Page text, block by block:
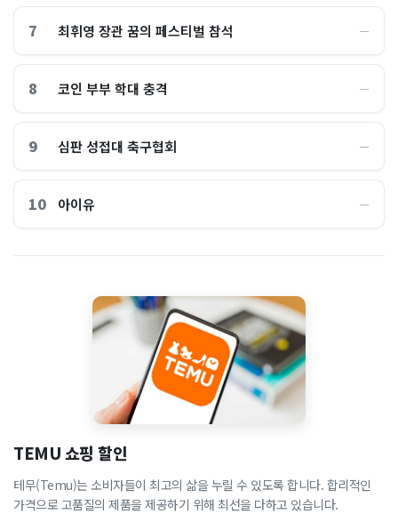
7 최휘영 장관 꿈의 페스티벌 참석 ―
8 코인 부부 학대 충격 ―
9 심판 성접대 축구협회 ―
10 아이유 ―
TEMU 쇼핑 할인
테무(Temu)는 소비자들이 최고의 삶을 누릴 수 있도록 합니다. 합리적인
가격으로 고품질의 제품을 제공하기 위해 최선을 다하고 있습니다.